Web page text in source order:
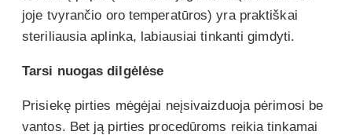
joje tvyrančio oro temperatūros) yra praktiškai
steriliausia aplinka, labiausiai tinkanti gimdyti.
Tarsi nuogas dilgėlėse
Prisiekę pirties mėgėjai neįsivaizduoja pėrimosi be
vantos. Bet ją pirties procedūroms reikia tinkamai